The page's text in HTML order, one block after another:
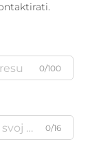
0/100
0/16